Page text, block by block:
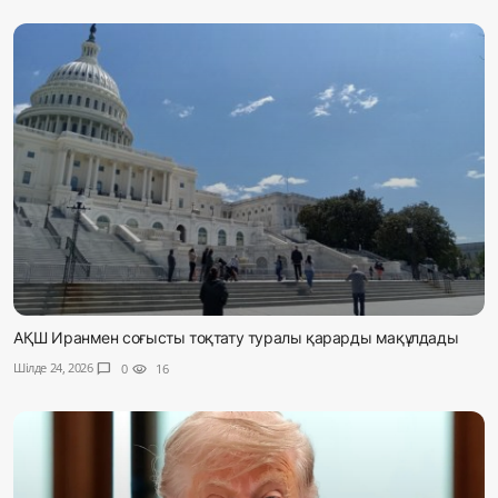
АҚШ Иранмен соғысты тоқтату туралы қарарды мақұлдады
Шілде 24, 2026 chat_bubble 0 visibility 16